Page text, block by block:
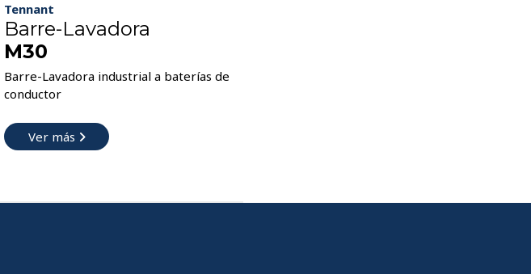
Tennant
Barre-Lavadora
M30
Barre-Lavadora industrial a baterías de
conductor
Ver más